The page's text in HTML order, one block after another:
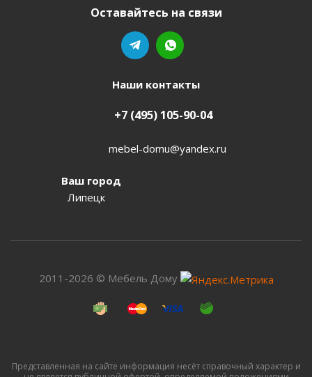
Оставайтесь на связи
Наши контакты
+7 (495) 105-90-04
mebel-domu@yandex.ru
Ваш город
Липецк
2011-2026 © Мебель Дому
Представленная на сайте информация несёт справочный характер и